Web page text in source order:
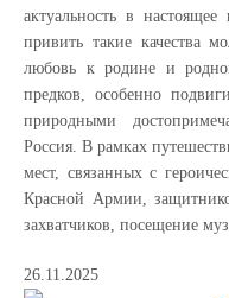
актуальность в
привить такие качества
любовь к родине и
предков, особенно
природными
Россия. В рамках
мест, связанных с
Красной Армии,
захватчиков, посещение
26.11.2025